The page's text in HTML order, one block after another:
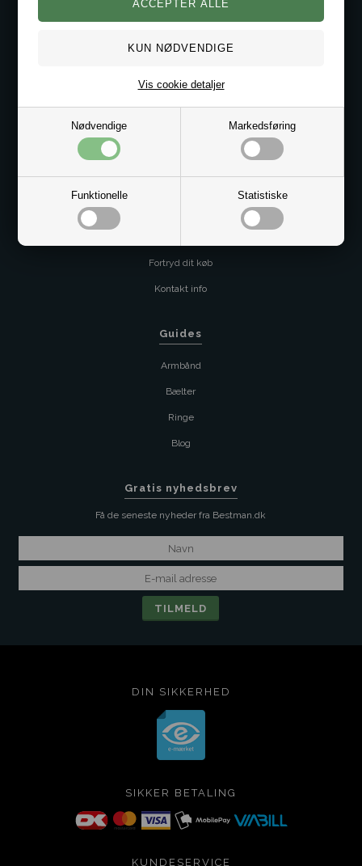
Nødvendige Markedsføring
Funktionelle Statistiske
Vis cookie detaljer
CVR 33496362 Thol Aps
Butik
Service og betingelser
Fortryd dit køb
Kontakt info
Guides
Armbånd
Bælter
Ringe
Blog
Gratis nyhedsbrev
Få de seneste nyheder fra Bestman.dk
DIN SIKKERHED
SIKKER BETALING
KUNDESERVICE